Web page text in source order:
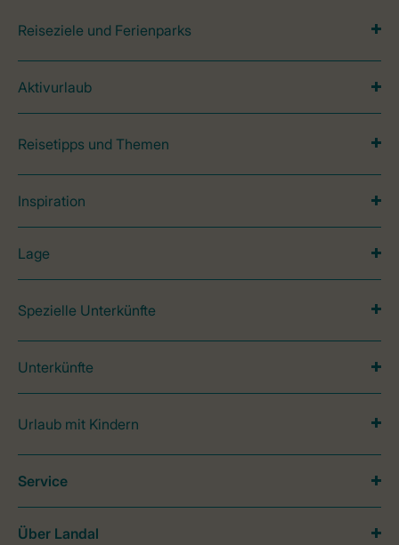
Reiseziele und Ferienparks
Aktivurlaub
Reisetipps und Themen
Inspiration
Lage
Spezielle Unterkünfte
Unterkünfte
Urlaub mit Kindern
Service
Über Landal